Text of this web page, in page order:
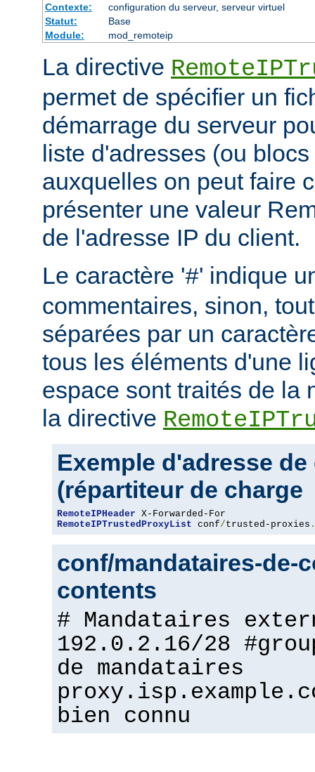
Contexte:
configuration du serveur, serveur virtuel
Statut:
Base
Module:
mod_remoteip
La directive
permet de spécifier un
démarrage du serveur
liste d'adresses (ou
auxquelles on peut faire
présenter une valeur
de l'adresse IP du client.
Le caractère '#' indique
commentaires, sinon,
séparées par un
tous les éléments d'une
espace sont traités de la
la directive
Exemple d'adresse
(répartiteur de charge
RemoteIPHeader
RemoteIPTrustedProxyList conf/trusted-proxies .
conf/mandataires-de-
contents
# Mandataires
192.0.2.16/28
de mandataires
bien connu